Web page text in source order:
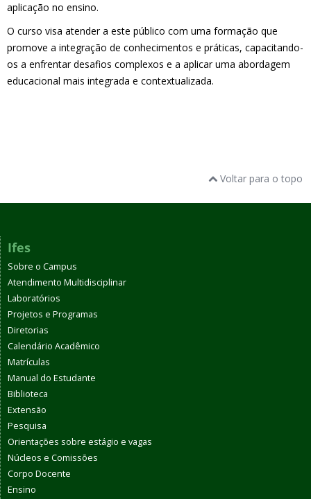
aplicação no ensino.
O curso visa atender a este público com uma formação que
promove a integração de conhecimentos e práticas, capacitando-
os a enfrentar desafios complexos e a aplicar uma abordagem
educacional mais integrada e contextualizada.
Voltar para o topo
Ifes
Sobre o Campus
Atendimento Multidisciplinar
Laboratórios
Projetos e Programas
Diretorias
Calendário Acadêmico
Matrículas
Manual do Estudante
Biblioteca
Extensão
Pesquisa
Orientações sobre estágio e vagas
Núcleos e Comissões
Corpo Docente
Ensino